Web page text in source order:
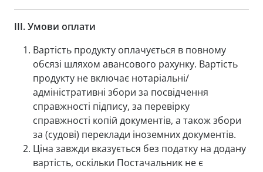
III.Умови оплати
Вартість продукту оплачується в повному
обсязі шляхом авансового рахунку. Вартість
продукту не включає нотаріальні/
адміністративні збори за посвідчення
справжності підпису, за перевірку
справжності копій документів, а також збори
за (судові) переклади іноземних документів.
Ціна завжди вказується без податку на додану
вартість, оскільки Постачальник не є